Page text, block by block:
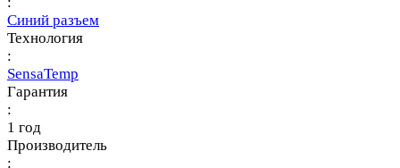
Синий разъем
Технология
:
SensaTemp
Гарантия
:
1 год
Производитель
: